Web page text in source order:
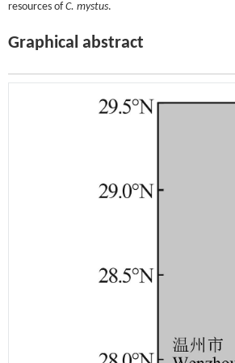
resources ofC. mystus.
Graphical abstract